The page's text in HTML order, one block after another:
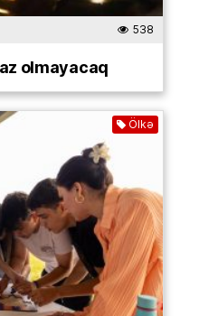
538
olmayacaq
Ölkə